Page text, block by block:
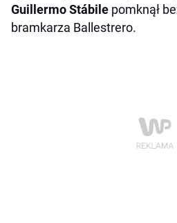
Guillermo Stábile pomknął
bramkarza Ballestrero.